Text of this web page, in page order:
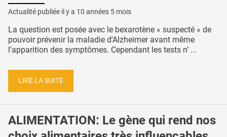
Actualité publiée il y a 10 années 5 mois
La question est posée avec le bexarotène « suspecté » de
pouvoir prévenir la maladie d'Alzheimer avant même
l'apparition des symptômes. Cependant les tests n’ ...
LIRE LA SUITE
ALIMENTATION: Le gène qui rend nos